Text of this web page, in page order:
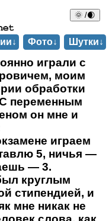
🌞 /🌒
Фото↓ Шутки↓
играли с
моим
обработки
переменным
он мне и
играем
5, ничья —
— 3.
круглым
стипендией, и
мне никак не